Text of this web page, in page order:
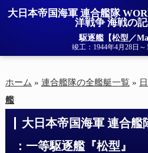
大日本帝国海軍 連合艦隊
洋戦争 海戦の
駆逐艦【松型／
竣工：1944年4月28日～
ホーム » 連合艦隊の全艦艇一覧 »
艦
大日本帝国海軍 連合艦隊
：一等駆逐艦『松型』